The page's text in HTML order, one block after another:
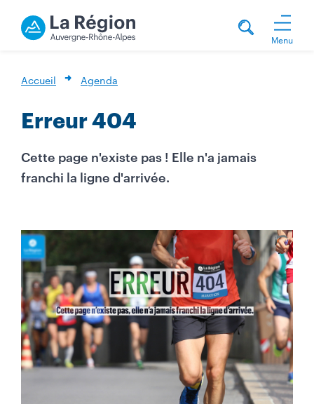
Menu
Accueil Agenda
Erreur 404
Cette page n'existe pas ! Elle n'a jamais
franchi la ligne d'arrivée.